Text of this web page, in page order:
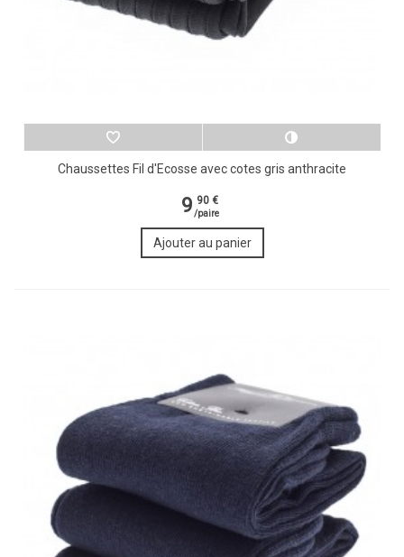
Chaussettes Fil d'Ecosse avec cotes gris anthracite
9 90 €
/paire